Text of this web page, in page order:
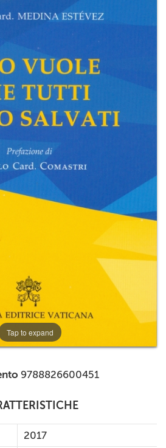
MONDO
RIVISTE
+
CEI
AUTORI VARI
Tap to expand
9788826600451
2017